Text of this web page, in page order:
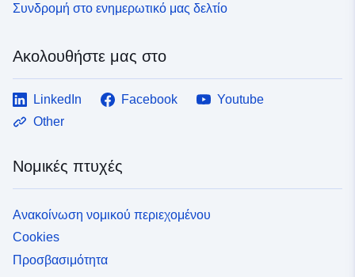
Συνδρομή στο ενημερωτικό μας δελτίο
Ακολουθήστε μας στο
LinkedIn Facebook
Youtube
Other
Νομικές πτυχές
Ανακοίνωση νομικού περιεχομένου
Cookies
Προσβασιμότητα